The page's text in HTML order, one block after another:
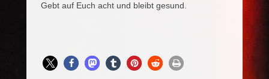
Gebt auf Euch acht und bleibt gesund.